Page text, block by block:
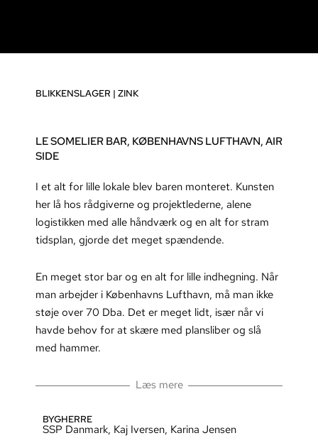
BLIKKENSLAGER | ZINK
LE SOMELIER BAR, KØBENHAVNS LUFTHAVN, AIR
SIDE
I et alt for lille lokale blev baren monteret. Kunsten
her lå hos rådgiverne og projektlederne, alene
logistikken med alle håndværk og en alt for stram
tidsplan, gjorde det meget spændende.
En meget stor bar og en alt for lille indhegning. Når
man arbejder i Københavns Lufthavn, må man ikke
støje over 70 Dba. Det er meget lidt, især når vi
havde behov for at skære med plansliber og slå
med hammer.
Læs mere
BYGHERRE
SSP Danmark, Kaj Iversen, Karina Jensen